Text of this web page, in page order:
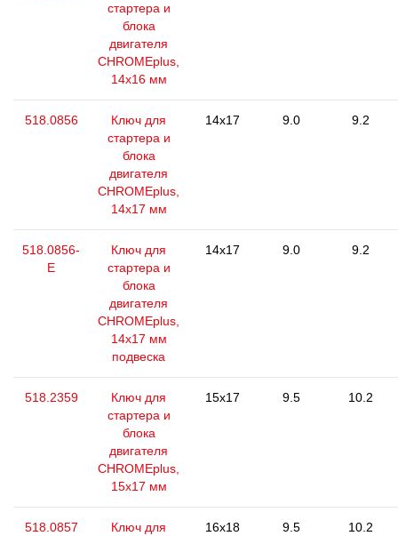
стартера и
блока
двигателя
CHROMEplus,
14x16 мм
518.0856
Ключ для
стартера и
блока
двигателя
CHROMEplus,
14х17 мм
14x17 9.0 9.2
518.0856-
E
Ключ для
стартера и
блока
двигателя
CHROMEplus,
14х17 мм
подвеска
14x17 9.0 9.2
518.2359
Ключ для
стартера и
блока
двигателя
CHROMEplus,
15x17 мм
15x17 9.5 10.2
518.0857
Ключ для
16x18 9.5 10.2